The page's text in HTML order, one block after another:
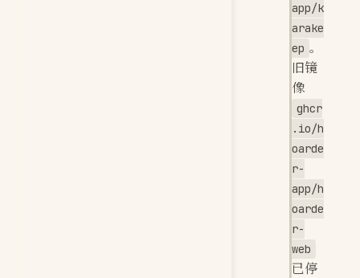
app/k
arake
ep 。
旧镜
像
ghcr
.io/h
oarde
r-
app/h
oarde
r-
web
已停